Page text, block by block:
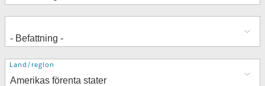
Adress
Land/region